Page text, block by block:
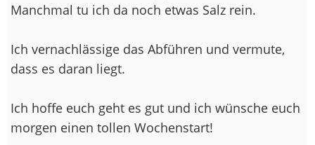
Manchmal tu ich da noch etwas Salz rein.
Ich vernachlässige das Abführen und vermute,
dass es daran liegt.
Ich hoffe euch geht es gut und ich wünsche euch
morgen einen tollen Wochenstart!